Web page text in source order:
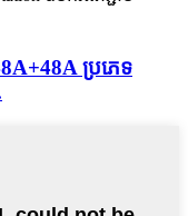
ប្រភេទ